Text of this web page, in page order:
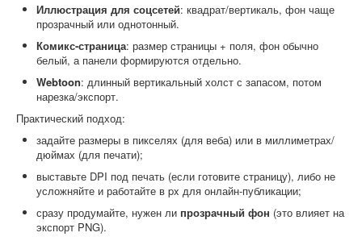
Иллюстрация для соцсетей: квадрат/вертикаль, фон чаще
прозрачный или однотонный.
Комикс-страница: размер страницы + поля, фон обычно
белый, а панели формируются отдельно.
Webtoon: длинный вертикальный холст с запасом, потом
нарезка/экспорт.
Практический подход:
задайте размеры в пикселях (для веба) или в миллиметрах/
дюймах (для печати);
выставьте DPI под печать (если готовите страницу), либо не
усложняйте и работайте в px для онлайн-публикации;
сразу продумайте, нужен ли прозрачный фон (это влияет на
экспорт PNG).